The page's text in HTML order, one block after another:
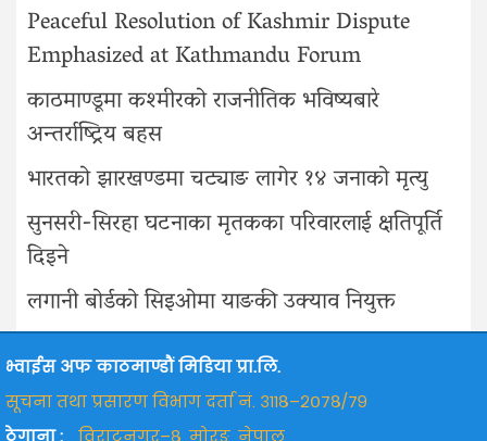
Peaceful Resolution of Kashmir Dispute
Emphasized at Kathmandu Forum
काठमाण्डूमा कश्मीरको राजनीतिक भविष्यबारे
अन्तर्राष्ट्रिय बहस
भारतको झारखण्डमा चट्याङ लागेर १४ जनाको मृत्यु
सुनसरी-सिरहा घटनाका मृतकका परिवारलाई क्षतिपूर्ति
दिइने
लगानी बोर्डको सिइओमा याङकी उक्याव नियुक्त
भ्वाईस अफ काठमाण्डौं मिडिया प्रा.लि.
सूचना तथा प्रसारण विभाग दर्ता नं. ३११८–२०७८/७९
ठेगाना :
विराटनगर–८, मोरङ, नेपाल